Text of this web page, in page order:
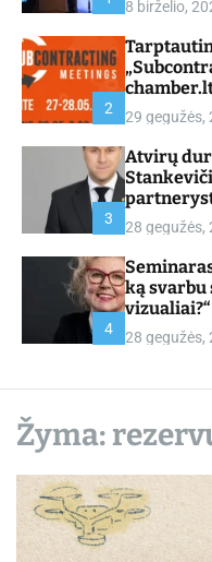
8 birželio,
2 29 gegužės,
3
Atvirų
28 gegužės,
4
ką
28 gegužės,
Žyma: